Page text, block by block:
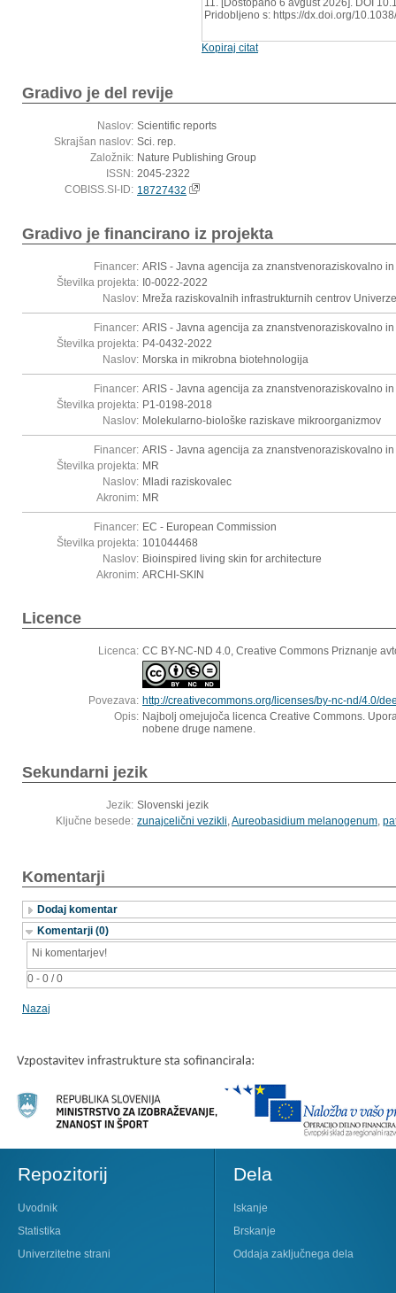
Pridobljeno s: https://dx.doi.org/
Kopiraj citat
Gradivo je del revije
Naslov: Scientific reports
Skrajšan naslov: Sci. rep.
Založnik: Nature Publishing Group
ISSN: 2045-2322
COBISS.SI-ID: 18727432
Gradivo je financirano iz projekta
Financer: ARIS - Javna agencija za znanstvenoraziskovalno
Številka projekta: I0-0022-2022
Naslov: Mreža raziskovalnih infrastrukturnih centrov
Financer: ARIS - Javna agencija za znanstvenoraziskovalno
Številka projekta: P4-0432-2022
Naslov: Morska in mikrobna biotehnologija
Financer: ARIS - Javna agencija za znanstvenoraziskovalno
Številka projekta: P1-0198-2018
Naslov: Molekularno-biološke raziskave mikroorganizmov
Financer: ARIS - Javna agencija za znanstvenoraziskovalno
Številka projekta: MR
Naslov: Mladi raziskovalec
Akronim: MR
Financer: EC - European Commission
Številka projekta: 101044468
Naslov: Bioinspired living skin for architecture
Akronim: ARCHI-SKIN
Licence
Licenca: CC BY-NC-ND 4.0, Creative Commons Priznanje
Povezava: http://creativecommons.org/licenses/by-nc-nd/4.0/
Opis: Najbolj omejujoča licenca Creative Commons.
nobene druge namene.
Sekundarni jezik
Jezik: Slovenski jezik
Ključne besede: zunajcelični vezikli,Aureobasidium melanogenum,
Komentarji
Dodaj komentar
Komentarji (0)
0 - 0 / 0
Ni komentarjev!
Nazaj
Repozitorij
Uvodnik
Statistika
Univerzitetne strani
Dela
Iskanje
Brskanje
Oddaja zaključnega dela